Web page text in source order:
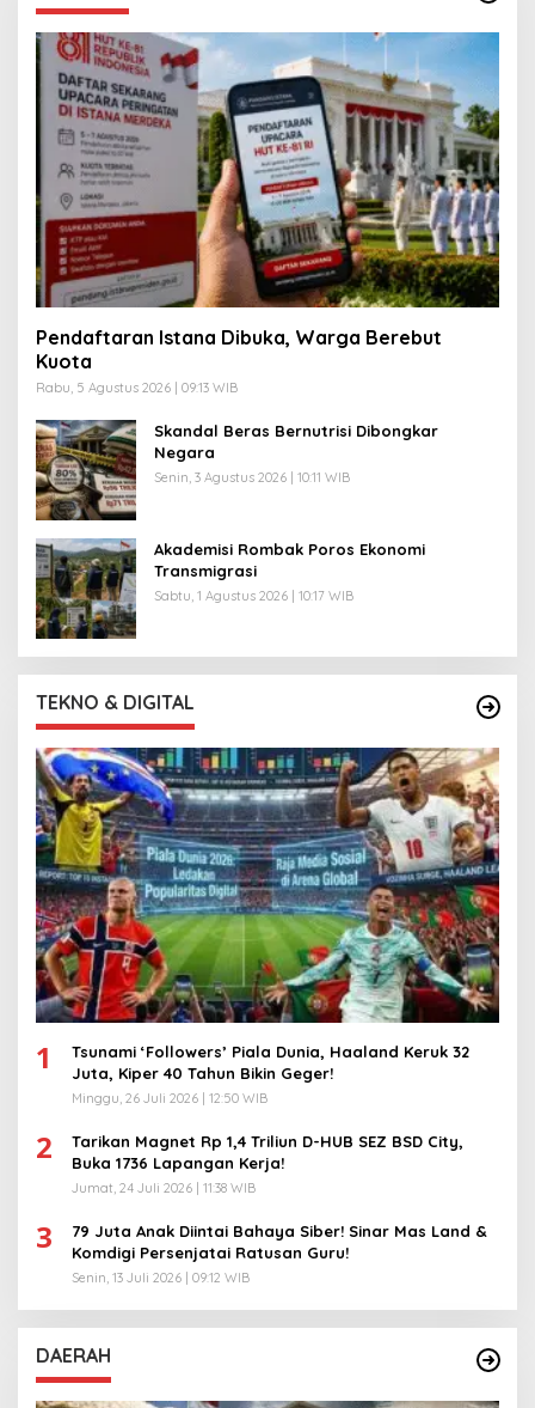
Pendaftaran Istana Dibuka, Warga Berebut
Kuota
Rabu, 5 Agustus 2026 | 09:13 WIB
Skandal Beras Bernutrisi Dibongkar
Negara
Senin, 3 Agustus 2026 | 10:11 WIB
Akademisi Rombak Poros Ekonomi
Transmigrasi
Sabtu, 1 Agustus 2026 | 10:17 WIB
TEKNO & DIGITAL
1
Tsunami ‘Followers’ Piala Dunia, Haaland Keruk 32
Juta, Kiper 40 Tahun Bikin Geger!
Minggu, 26 Juli 2026 | 12:50 WIB
2
Tarikan Magnet Rp 1,4 Triliun D-HUB SEZ BSD City,
Buka 1736 Lapangan Kerja!
Jumat, 24 Juli 2026 | 11:38 WIB
3
79 Juta Anak Diintai Bahaya Siber! Sinar Mas Land &
Komdigi Persenjatai Ratusan Guru!
Senin, 13 Juli 2026 | 09:12 WIB
DAERAH